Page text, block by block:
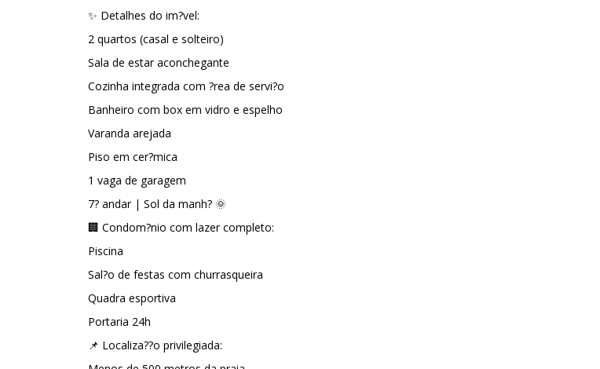
✨ Detalhes do im?vel:
2 quartos (casal e solteiro)
Sala de estar aconchegante
Cozinha integrada com ?rea de servi?o
Banheiro com box em vidro e espelho
Varanda arejada
Piso em cer?mica
1 vaga de garagem
7? andar | Sol da manh? 🌞
🏢 Condom?nio com lazer completo:
Piscina
Sal?o de festas com churrasqueira
Quadra esportiva
Portaria 24h
📌 Localiza??o privilegiada: